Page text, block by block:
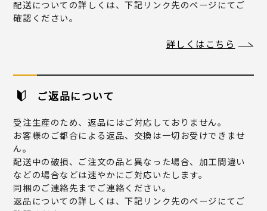
配送についての詳しくは、下記リンク先のページにてご
確認ください。
詳しくはこちら
ご返品について
受注生産のため、返品にはご対応しておりません。
お客様のご都合による返品、交換は一切お受けできませ
ん。
配送中の破損、ご注文の品と異なった場合、加工間違い
などの場合などは速やかにご対応いたします。
同梱のご連絡先までご連絡ください。
返品についての詳しくは、下記リンク先のページにてご